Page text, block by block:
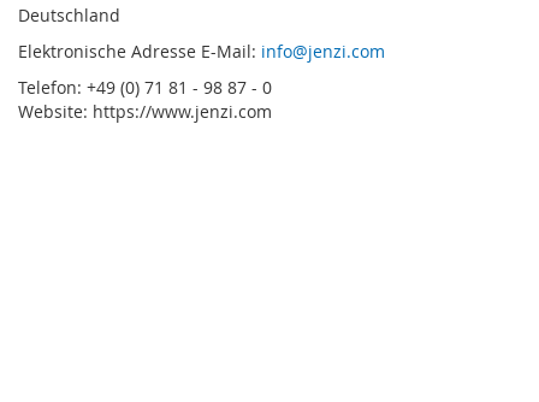
Deutschland
Elektronische Adresse E-Mail: info@jenzi.com
Telefon: +49 (0) 71 81 - 98 87 - 0
Website: https://www.jenzi.com